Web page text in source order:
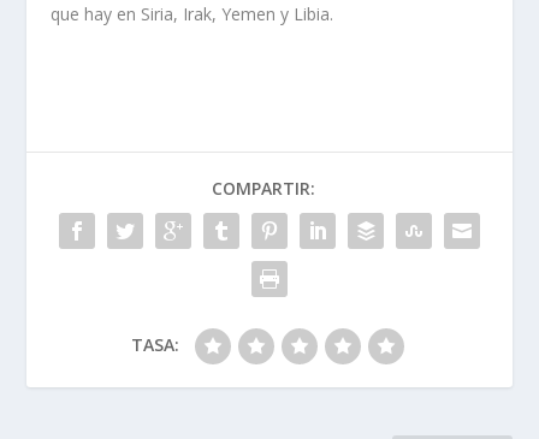
que hay en Siria, Irak, Yemen y Libia.
COMPARTIR:
TASA: